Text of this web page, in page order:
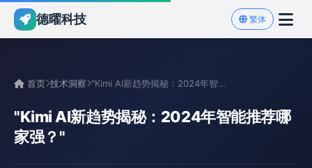
德曜科技 繁体
首页 技术洞察 "Kimi AI新趋势揭秘：2024年智能推荐哪家强？"
"Kimi AI新趋势揭秘：2024年智能推荐哪
家强？"